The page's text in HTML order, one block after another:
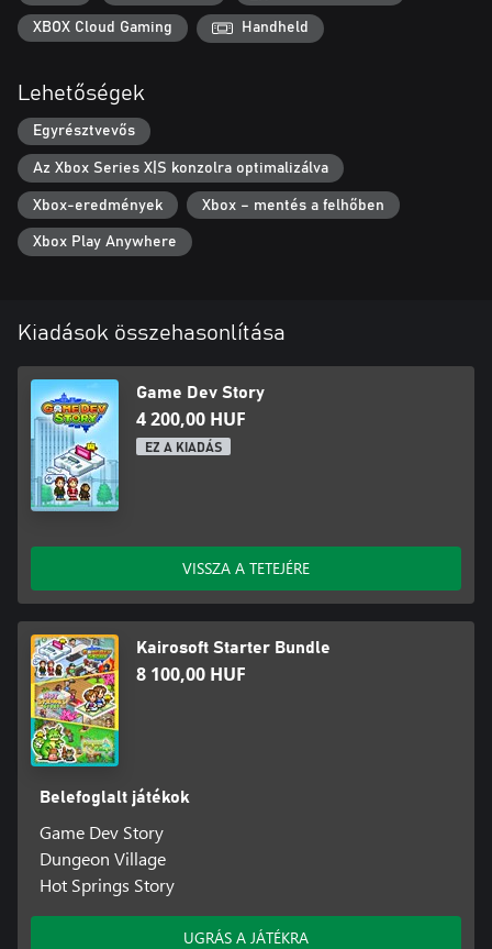
XBOX Cloud Gaming Handheld
Lehetőségek
Egyrésztvevős
Az Xbox Series X|S konzolra optimalizálva
Xbox-eredmények Xbox – mentés a felhőben
Xbox Play Anywhere
Kiadások összehasonlítása
Game Dev Story
4 200,00 HUF
EZ A KIADÁS
VISSZA A TETEJÉRE
Kairosoft Starter Bundle
8 100,00 HUF
Belefoglalt játékok
Game Dev Story
Dungeon Village
Hot Springs Story
UGRÁS A JÁTÉKRA